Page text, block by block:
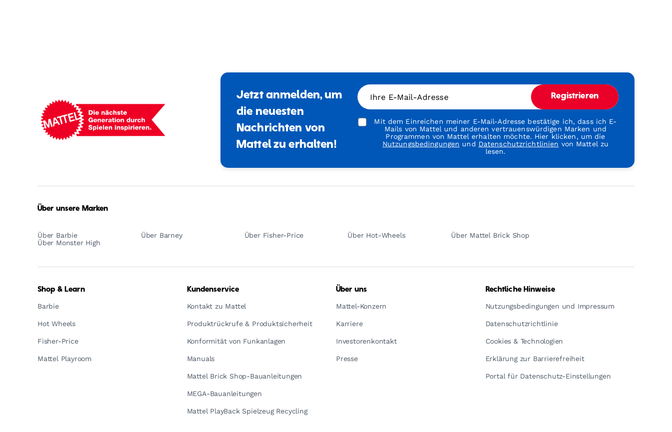
Through
Jetzt anmelden, um
die neuesten
Nachrichten von
Mattel zu erhalten!
Ihre E-Mail-Adresse Registrieren
Mit dem Einreichen meiner E-Mail-Adresse bestätige ich, dass ich E-
Mails von Mattel und anderen vertrauenswürdigen Marken und
Programmen von Mattel erhalten möchte. Hier klicken, um die
Nutzungsbedingungen und Datenschutzrichtlinien von Mattel zu
lesen.
Über unsere Marken
Über Barbie Über Barney Über Fisher-Price Über Hot-Wheels
Über Mattel Brick Shop
Über Monster High
Shop & Learn
Barbie
Hot Wheels
Fisher-Price
Mattel Playroom
Kundenservice
Kontakt zu Mattel
Produktrückrufe & Produktsicherheit
Konformität von Funkanlagen
Manuals
Mattel Brick Shop-Bauanleitungen
MEGA-Bauanleitungen
Mattel PlayBack Spielzeug Recycling
Über uns
Mattel-Konzern
Karriere
Investorenkontakt
Presse
Rechtliche Hinweise
Nutzungsbedingungen und Impressum
Datenschutzrichtlinie
Cookies & Technologien
Erklärung zur Barrierefreiheit
Portal für Datenschutz-Einstellungen